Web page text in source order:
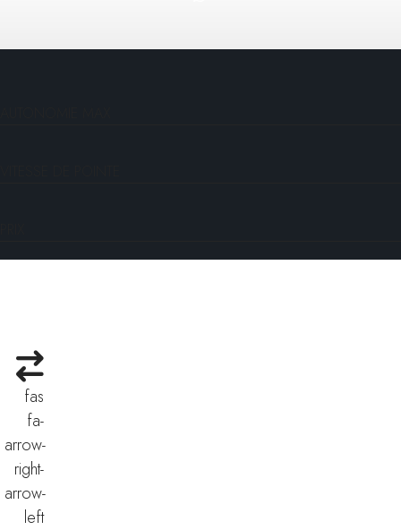
fas
fa-
arrow-
right-
arrow-
left